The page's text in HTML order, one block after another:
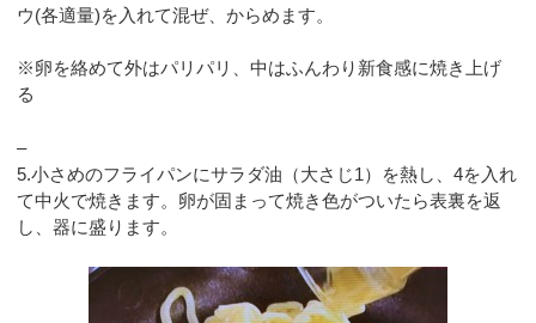
ウ(各適量)を入れて混ぜ、からめます。
※卵を絡めて外はパリパリ、中はふんわり新食感に焼き上げ
る
–
5.小さめのフライパンにサラダ油（大さじ1）を熱し、4を入れ
て中火で焼きます。卵が固まって焼き色がついたら表裏を返
し、器に盛ります。